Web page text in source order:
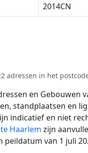
2014CN
adressen in het
en
standplaatsen en
indicatief en niet
Haarlem zijn
peildatum van 1 juli